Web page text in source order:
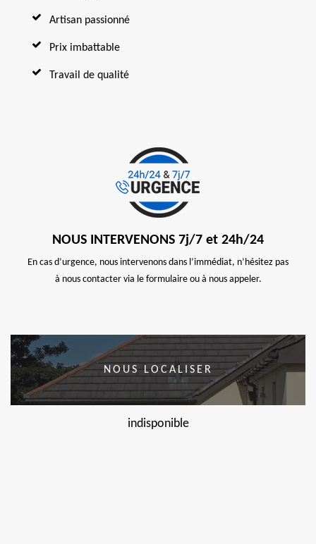
Artisan passionné
Prix imbattable
Travail de qualité
NOUS INTERVENONS 7j/7 et 24h/24
En cas d’urgence, nous intervenons dans l’immédiat, n’hésitez pas
à nous contacter via le formulaire ou à nous appeler.
NOUS LOCALISER
indisponible